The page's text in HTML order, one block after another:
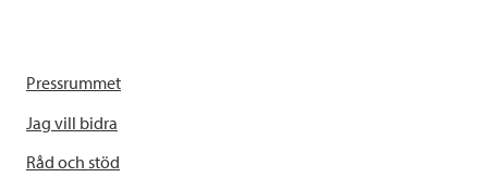
Pressrummet
Jag vill bidra
Råd och stöd